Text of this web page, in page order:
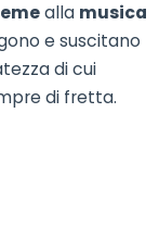
alla musica
e suscitano
di cui
di fretta.